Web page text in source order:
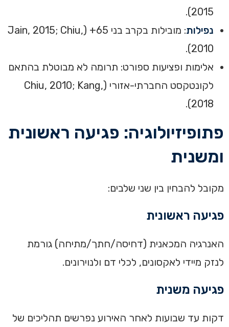
2015).
נפילות
: מובילות בקרב בני 65+ (Jain, 2015; Chiu,
2010).
אלימות ופציעות ספורט: תרומה לא מבוטלת בהתאם
לקונטקסט החברתי-אזורי (Chiu, 2010; Kang,
2018).
פתופיזיולוגיה: פגיעה ראשונית
ומשנית
מקובל להבחין בין שני שלבים:
פגיעה ראשונית
האנרגיה המכאנית (דחיסה/חתך/מתיחה) גורמת
לנזק מיידי לאקסונים, לכלי דם ולנוירונים.
פגיעה משנית
דקות עד שבועות לאחר האירוע נפרשים תהליכים של